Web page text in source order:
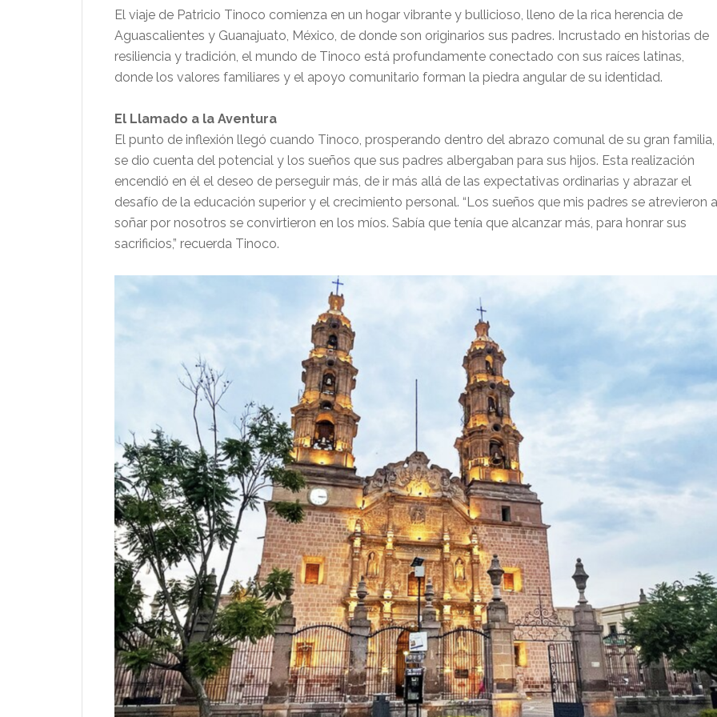
El viaje de Patricio Tinoco comienza en un hogar vibrante y bullicioso, lleno de la rica herencia de
Aguascalientes y Guanajuato, México, de donde son originarios sus padres. Incrustado en historias de
resiliencia y tradición, el mundo de Tinoco está profundamente conectado con sus raíces latinas,
donde los valores familiares y el apoyo comunitario forman la piedra angular de su identidad.
El Llamado a la Aventura
El punto de inflexión llegó cuando Tinoco, prosperando dentro del abrazo comunal de su gran familia,
se dio cuenta del potencial y los sueños que sus padres albergaban para sus hijos. Esta realización
encendió en él el deseo de perseguir más, de ir más allá de las expectativas ordinarias y abrazar el
desafío de la educación superior y el crecimiento personal. “Los sueños que mis padres se atrevieron a
soñar por nosotros se convirtieron en los míos. Sabía que tenía que alcanzar más, para honrar sus
sacrificios,” recuerda Tinoco.